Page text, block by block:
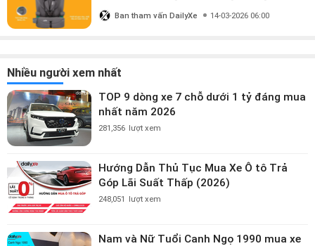
triệu?
Ban tham vấn DailyXe 14-03-2026 06:00
Nhiều người xem nhất
TOP 9 dòng xe 7 chỗ dưới 1 tỷ đáng mua
nhất năm 2026
281,356 lượt xem
Hướng Dẫn Thủ Tục Mua Xe Ô tô Trả
Góp Lãi Suất Thấp (2026)
248,051 lượt xem
Nam và Nữ Tuổi Canh Ngọ 1990 mua xe